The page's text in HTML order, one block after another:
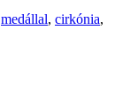
medállal, cirkónia,